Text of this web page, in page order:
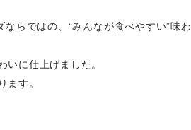
らではの、“みんなが食べやすい”味わ
に仕上げました。
す。